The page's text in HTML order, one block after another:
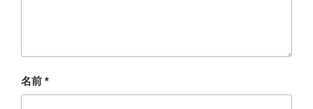
名前 *